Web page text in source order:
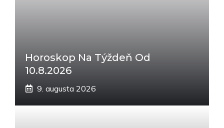
Horoskop Na Týždeň Od
10.8.2026
9. augusta 2026